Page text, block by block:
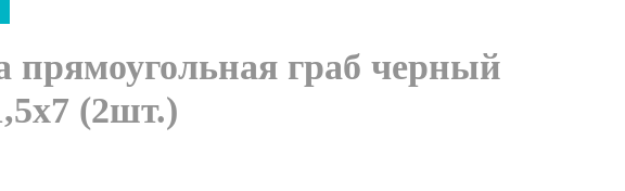
прямоугольная граб черный
(2шт.)